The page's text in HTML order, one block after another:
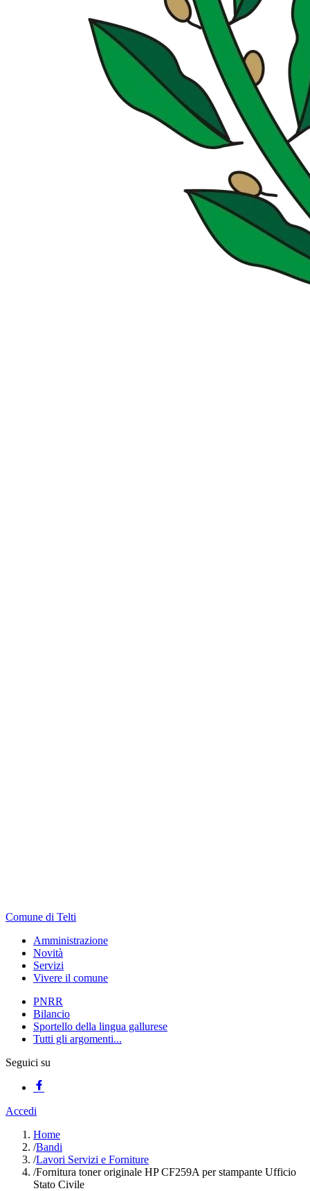
Comune di Telti
Amministrazione
Novità
Servizi
Vivere il comune
PNRR
Bilancio
Sportello della lingua gallurese
Tutti gli argomenti...
Seguici su
Accedi
Home
/Bandi
/Lavori Servizi e Forniture
/Fornitura toner originale HP CF259A per stampante Ufficio
Stato Civile